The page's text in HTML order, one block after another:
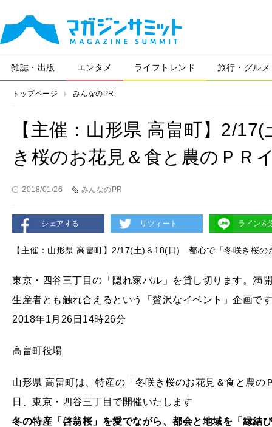
雑誌・出版 エンタメ ライフトレンド 旅行・グルメ
トップページ みんなのPR
【主催：山形県 高畠町】2/
き桜のお花見＆食と農のＰＲ
2018/01/26 みんなのPR
シェアする リツィート ラインを
【主催：山形県 高畠町】2/17(土)＆18(日) 都心で「冬咲き桜の
東京・四谷三丁目の「隠れ家バル」を貸し切ります。満
生産者とも触れ合えるという「贅沢なイベント」企画です
2018年1月26日14時26分
高畠町役場
山形県 高畠町は、特産の「冬咲き桜のお花見＆食と農
日、東京・四谷三丁目で開催いたします
冬の特産「啓翁桜」を愛でながら、都会と地域を「縁結